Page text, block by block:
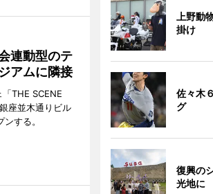
連動型のテ
アムに隣接
THE SCENE
座並木通りビル
する。
上野動
掛け
佐々木
グ
復興の
光地に